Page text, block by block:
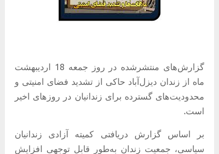
گزارش‌های منتشرشده در روز جمعه 18 اردیبهشت
ماه از زندان دیزل‌آباد حاکی از تشدید فضای امنیتی و
محدودیت‌های گسترده برای زندانیان در روزهای اخیر
است.
بر اساس گزارش دریافتی کمیته آزادی زندانیان
سیاسی، جمعیت زندان به‌طور قابل توجهی افزایش